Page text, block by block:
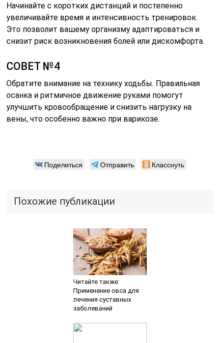
Начинайте с коротких дистанций и постепенно
увеличивайте время и интенсивность тренировок.
Это позволит вашему организму адаптироваться и
снизит риск возникновения болей или дискомфорта.
СОВЕТ №4
Обратите внимание на технику ходьбы. Правильная
осанка и ритмичное движение руками помогут
улучшить кровообращение и снизить нагрузку на
вены, что особенно важно при варикозе.
Поделиться Отправить Класснуть
Похожие публикации
Читайте также:
Применение овса для
лечения суставных
заболеваний